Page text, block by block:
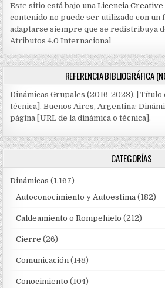
Este sitio está bajo unaLicencia Creative
contenido no puede ser utilizado con un
adaptarse siempre que se redistribuya
Atributos 4.0 Internacional
REFERENCIA BIBLIOGRÁFICA
Dinámicas Grupales (2016-2023). [Título
técnica]. Buenos Aires, Argentina:
página [URL de la dinámica o técnica].
CATEGORÍAS
Dinámicas (1.167)
Autoconocimiento y Autoestima (182)
Caldeamiento o Rompehielo (212)
Cierre (26)
Comunicación (148)
Conocimiento (104)